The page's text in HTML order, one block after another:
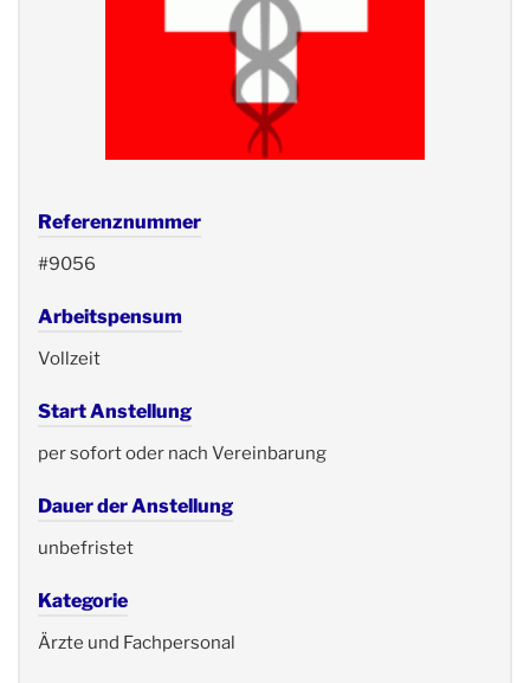
Referenznummer
#9056
Arbeitspensum
Vollzeit
Start Anstellung
per sofort oder nach Vereinbarung
Dauer der Anstellung
unbefristet
Kategorie
Ärzte und Fachpersonal